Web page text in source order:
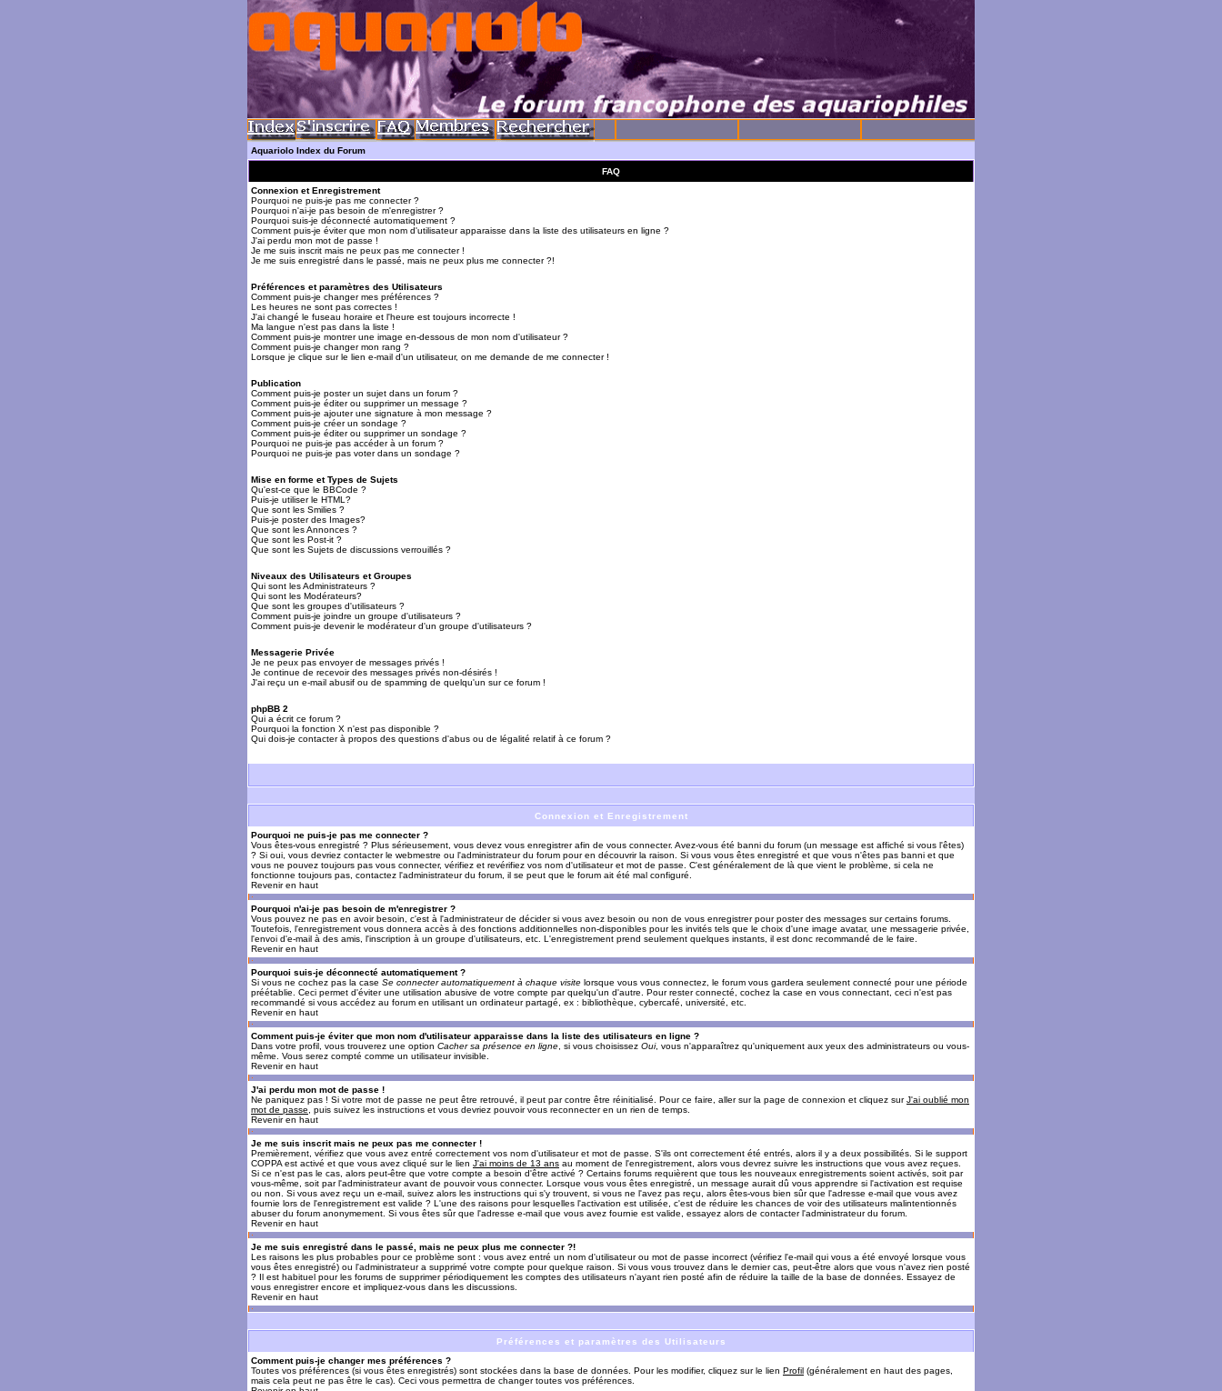
Aquariolo Index du Forum
FAQ
Connexion et Enregistrement
Pourquoi ne puis-je pas me connecter ?
Pourquoi n'ai-je pas besoin de m'enregistrer ?
Pourquoi suis-je déconnecté automatiquement ?
Comment puis-je éviter que mon nom d'utilisateur apparaisse dans la liste des utilisateurs en ligne ?
J'ai perdu mon mot de passe !
Je me suis inscrit mais ne peux pas me connecter !
Je me suis enregistré dans le passé, mais ne peux plus me connecter ?!
Préférences et paramètres des Utilisateurs
Comment puis-je changer mes préférences ?
Les heures ne sont pas correctes !
J'ai changé le fuseau horaire et l'heure est toujours incorrecte !
Ma langue n'est pas dans la liste !
Comment puis-je montrer une image en-dessous de mon nom d'utilisateur ?
Comment puis-je changer mon rang ?
Lorsque je clique sur le lien e-mail d'un utilisateur, on me demande de me connecter !
Publication
Comment puis-je poster un sujet dans un forum ?
Comment puis-je éditer ou supprimer un message ?
Comment puis-je ajouter une signature à mon message ?
Comment puis-je créer un sondage ?
Comment puis-je éditer ou supprimer un sondage ?
Pourquoi ne puis-je pas accéder à un forum ?
Pourquoi ne puis-je pas voter dans un sondage ?
Mise en forme et Types de Sujets
Qu'est-ce que le BBCode ?
Puis-je utiliser le HTML?
Que sont les Smilies ?
Puis-je poster des Images?
Que sont les Annonces ?
Que sont les Post-it ?
Que sont les Sujets de discussions verrouillés ?
Niveaux des Utilisateurs et Groupes
Qui sont les Administrateurs ?
Qui sont les Modérateurs?
Que sont les groupes d'utilisateurs ?
Comment puis-je joindre un groupe d'utilisateurs ?
Comment puis-je devenir le modérateur d'un groupe d'utilisateurs ?
Messagerie Privée
Je ne peux pas envoyer de messages privés !
Je continue de recevoir des messages privés non-désirés !
J'ai reçu un e-mail abusif ou de spamming de quelqu'un sur ce forum !
phpBB 2
Qui a écrit ce forum ?
Pourquoi la fonction X n'est pas disponible ?
Qui dois-je contacter à propos des questions d'abus ou de légalité relatif à ce forum ?
Connexion et Enregistrement
Pourquoi ne puis-je pas me connecter ?
Vous êtes-vous enregistré ? Plus sérieusement, vous devez vous enregistrer afin de vous connecter. Avez-vous été banni du forum (un message est affiché si vous l'êtes)
? Si oui, vous devriez contacter le webmestre ou l'administrateur du forum pour en découvrir la raison. Si vous vous êtes enregistré et que vous n'êtes pas banni et que
vous ne pouvez toujours pas vous connecter, vérifiez et revérifiez vos nom d'utilisateur et mot de passe. C'est généralement de là que vient le problème, si cela ne
fonctionne toujours pas, contactez l'administrateur du forum, il se peut que le forum ait été mal configuré.
Revenir en haut
Pourquoi n'ai-je pas besoin de m'enregistrer ?
Vous pouvez ne pas en avoir besoin, c'est à l'administrateur de décider si vous avez besoin ou non de vous enregistrer pour poster des messages sur certains forums.
Toutefois, l'enregistrement vous donnera accès à des fonctions additionnelles non-disponibles pour les invités tels que le choix d'une image avatar, une messagerie privée,
l'envoi d'e-mail à des amis, l'inscription à un groupe d'utilisateurs, etc. L'enregistrement prend seulement quelques instants, il est donc recommandé de le faire.
Revenir en haut
Pourquoi suis-je déconnecté automatiquement ?
Si vous ne cochez pas la case Se connecter automatiquement à chaque visite lorsque vous vous connectez, le forum vous gardera seulement connecté pour une période
préétablie. Ceci permet d'éviter une utilisation abusive de votre compte par quelqu'un d'autre. Pour rester connecté, cochez la case en vous connectant, ceci n'est pas
recommandé si vous accédez au forum en utilisant un ordinateur partagé, ex : bibliothèque, cybercafé, université, etc.
Revenir en haut
Comment puis-je éviter que mon nom d'utilisateur apparaisse dans la liste des utilisateurs en ligne ?
Dans votre profil, vous trouverez une option Cacher sa présence en ligne , si vous choisissez Oui, vous n'apparaîtrez qu'uniquement aux yeux des administrateurs ou vous-
même. Vous serez compté comme un utilisateur invisible.
Revenir en haut
J'ai perdu mon mot de passe !
Ne paniquez pas ! Si votre mot de passe ne peut être retrouvé, il peut par contre être réinitialisé. Pour ce faire, aller sur la page de connexion et cliquez surJ'ai oublié mon
mot de passe , puis suivez les instructions et vous devriez pouvoir vous reconnecter en un rien de temps.
Revenir en haut
Je me suis inscrit mais ne peux pas me connecter !
Premièrement, vérifiez que vous avez entré correctement vos nom d'utilisateur et mot de passe. S'ils ont correctement été entrés, alors il y a deux possibilités. Si le support
COPPA est activé et que vous avez cliqué sur le lien J'ai moins de 13 ans au moment de l'enregistrement, alors vous devrez suivre les instructions que vous avez reçues.
Si ce n'est pas le cas, alors peut-être que votre compte a besoin d'être activé ? Certains forums requièrent que tous les nouveaux enregistrements soient activés, soit par
vous-même, soit par l'administrateur avant de pouvoir vous connecter. Lorsque vous vous êtes enregistré, un message aurait dû vous apprendre si l'activation est requise
ou non. Si vous avez reçu un e-mail, suivez alors les instructions qui s'y trouvent, si vous ne l'avez pas reçu, alors êtes-vous bien sûr que l'adresse e-mail que vous avez
fournie lors de l'enregistrement est valide ? L'une des raisons pour lesquelles l'activation est utilisée, c'est de réduire les chances de voir des utilisateurs malintentionnés
abuser du forum anonymement. Si vous êtes sûr que l'adresse e-mail que vous avez fournie est valide, essayez alors de contacter l'administrateur du forum.
Revenir en haut
Je me suis enregistré dans le passé, mais ne peux plus me connecter ?!
Les raisons les plus probables pour ce problème sont : vous avez entré un nom d'utilisateur ou mot de passe incorrect (vérifiez l'e-mail qui vous a été envoyé lorsque vous
vous êtes enregistré) ou l'administrateur a supprimé votre compte pour quelque raison. Si vous vous trouvez dans le dernier cas, peut-être alors que vous n'avez rien posté
? Il est habituel pour les forums de supprimer périodiquement les comptes des utilisateurs n'ayant rien posté afin de réduire la taille de la base de données. Essayez de
vous enregistrer encore et impliquez-vous dans les discussions.
Revenir en haut
Préférences et paramètres des Utilisateurs
Comment puis-je changer mes préférences ?
Toutes vos préférences (si vous êtes enregistrés) sont stockées dans la base de données. Pour les modifier, cliquez sur le lien Profil (généralement en haut des pages,
mais cela peut ne pas être le cas). Ceci vous permettra de changer toutes vos préférences.